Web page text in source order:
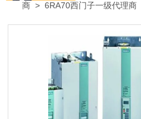
商 >6RA70西门子一级代理商